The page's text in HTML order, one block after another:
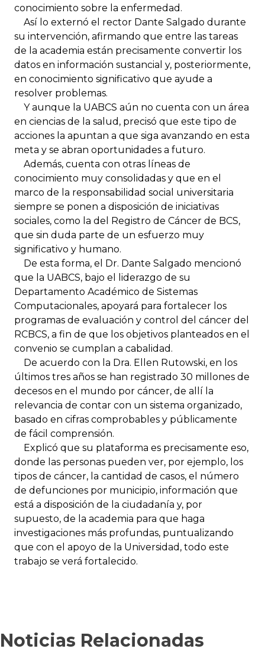
conocimiento sobre la enfermedad.
Así lo externó el rector Dante Salgado durante
su intervención, afirmando que entre las tareas
de la academia están precisamente convertir los
datos en información sustancial y, posteriormente,
en conocimiento significativo que ayude a
resolver problemas.
Y aunque la UABCS aún no cuenta con un área
en ciencias de la salud, precisó que este tipo de
acciones la apuntan a que siga avanzando en esta
meta y se abran oportunidades a futuro.
Además, cuenta con otras líneas de
conocimiento muy consolidadas y que en el
marco de la responsabilidad social universitaria
siempre se ponen a disposición de iniciativas
sociales, como la del Registro de Cáncer de BCS,
que sin duda parte de un esfuerzo muy
significativo y humano.
De esta forma, el Dr. Dante Salgado mencionó
que la UABCS, bajo el liderazgo de su
Departamento Académico de Sistemas
Computacionales, apoyará para fortalecer los
programas de evaluación y control del cáncer del
RCBCS, a fin de que los objetivos planteados en el
convenio se cumplan a cabalidad.
De acuerdo con la Dra. Ellen Rutowski, en los
últimos tres años se han registrado 30 millones de
decesos en el mundo por cáncer, de allí la
relevancia de contar con un sistema organizado,
basado en cifras comprobables y públicamente
de fácil comprensión.
Explicó que su plataforma es precisamente eso,
donde las personas pueden ver, por ejemplo, los
tipos de cáncer, la cantidad de casos, el número
de defunciones por municipio, información que
está a disposición de la ciudadanía y, por
supuesto, de la academia para que haga
investigaciones más profundas, puntualizando
que con el apoyo de la Universidad, todo este
trabajo se verá fortalecido.
Noticias Relacionadas